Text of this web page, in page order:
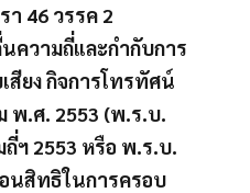
46 วรรค 2
ความถี่และกำกับการ
สียง กิจการโทรทัศน์
พ.ศ. 2553 (พ.ร.บ.
ฯ 2553 หรือ พ.ร.บ.
นสิทธิในการครอบ